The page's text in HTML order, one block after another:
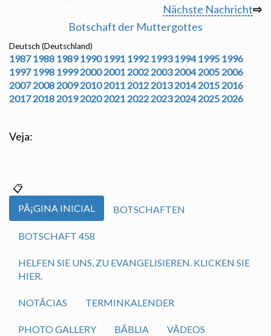
Nächste Nachricht⇨
Botschaft der Muttergottes
Deutsch (Deutschland)
1987 1988 1989 1990 1991 1992 1993 1994 1995 1996
1997 1998 1999 2000 2001 2002 2003 2004 2005 2006
2007 2008 2009 2010 2011 2012 2013 2014 2015 2016
2017 2018 2019 2020 2021 2022 2023 2024 2025 2026
Veja:
PÃ¡GINA INICIAL BOTSCHAFTEN
BOTSCHAFT 458
HELFEN SIE UNS, ZU EVANGELISIEREN. KLICKEN SIE
HIER.
NOTÃ­CIAS TERMINKALENDER
PHOTO GALLERY BÃ­BLIA VÃ­DEOS